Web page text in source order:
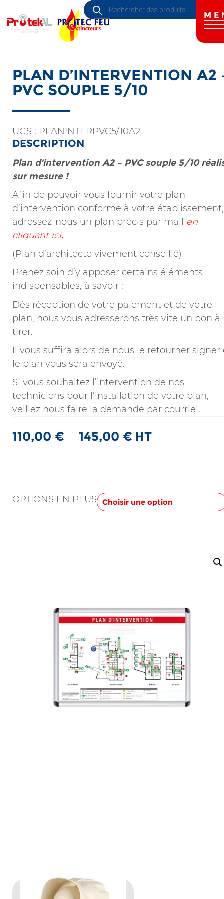
contenu
Recherche
de
produits
PLAN D’INTERVENTION A2
PVC SOUPLE 5/10
110,00 € – 145,00 € Plage
à
145,00 €
HT
OPTIONS EN PLUS
UGS : PLANINTERPVC5/10A2
DESCRIPTION
Plan d’intervention A2 – PVC souple 5/10
sur mesure !
Afin de pouvoir vous fournir votre plan
d’intervention conforme à votre établissement,
adressez-nous un plan précis par mail en
cliquant ici.
(Plan d’architecte vivement conseillé)
Prenez soin d’y apposer certains éléments
indispensables, à savoir :
Dès réception de votre paiement et de votre
plan, nous vous adresserons très vite un bon à
tirer.
Il vous suffira alors de nous le retourner signer
le plan vous sera envoyé.
Si vous souhaitez l’intervention de nos
techniciens pour l’installation de votre plan,
veillez nous faire la demande par courriel.